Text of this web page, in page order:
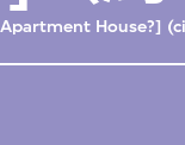
House?]